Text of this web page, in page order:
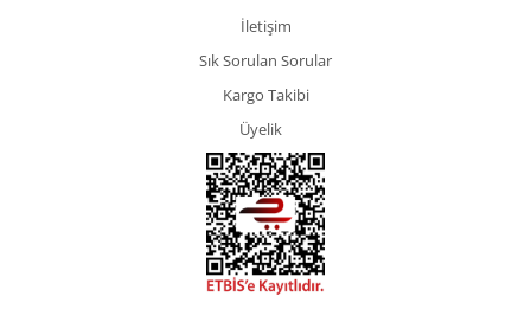
İletişim
Sık Sorulan Sorular
Kargo Takibi
Üyelik